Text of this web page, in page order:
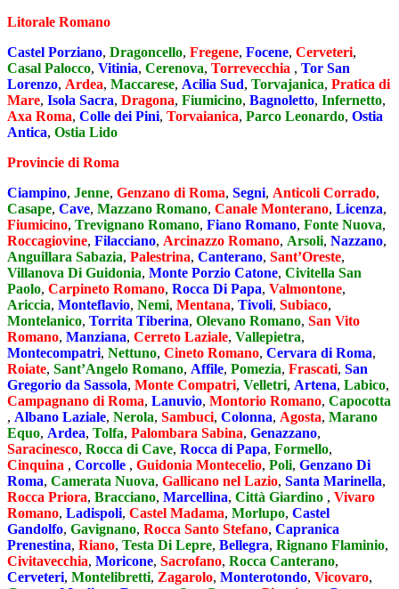
Litorale Romano
Castel Porziano, Dragoncello, Fregene, Focene, Cerveteri,
Casal Palocco, Vitinia, Cerenova, Torrevecchia , Tor San
Lorenzo, Ardea, Maccarese, Acilia Sud, Torvajanica, Pratica di
Mare, Isola Sacra, Dragona, Fiumicino, Bagnoletto, Infernetto,
Axa Roma, Colle dei Pini, Torvaianica, Parco Leonardo, Ostia
Antica, Ostia Lido
Provincie di Roma
Ciampino, Jenne, Genzano di Roma, Segni, Anticoli Corrado,
Casape, Cave, Mazzano Romano, Canale Monterano, Licenza,
Fiumicino, Trevignano Romano, Fiano Romano, Fonte Nuova,
Roccagiovine, Filacciano, Arcinazzo Romano, Arsoli, Nazzano,
Anguillara Sabazia, Palestrina, Canterano, Sant’Oreste,
Villanova Di Guidonia, Monte Porzio Catone, Civitella San
Paolo, Carpineto Romano, Rocca Di Papa, Valmontone,
Ariccia, Monteflavio, Nemi, Mentana, Tivoli, Subiaco,
Montelanico, Torrita Tiberina, Olevano Romano, San Vito
Romano, Manziana, Cerreto Laziale, Vallepietra,
Montecompatri, Nettuno, Cineto Romano, Cervara di Roma,
Roiate, Sant’Angelo Romano, Affile, Pomezia, Frascati, San
Gregorio da Sassola, Monte Compatri, Velletri, Artena, Labico,
Campagnano di Roma, Lanuvio, Montorio Romano, Capocotta
, Albano Laziale, Nerola, Sambuci, Colonna, Agosta, Marano
Equo, Ardea, Tolfa, Palombara Sabina, Genazzano,
Saracinesco, Rocca di Cave, Rocca di Papa, Formello,
Cinquina , Corcolle , Guidonia Montecelio, Poli, Genzano Di
Roma, Camerata Nuova, Gallicano nel Lazio, Santa Marinella,
Rocca Priora, Bracciano, Marcellina, Città Giardino , Vivaro
Romano, Ladispoli, Castel Madama, Morlupo, Castel
Gandolfo, Gavignano, Rocca Santo Stefano, Capranica
Prenestina, Riano, Testa Di Lepre, Bellegra, Rignano Flaminio,
Civitavecchia, Moricone, Sacrofano, Rocca Canterano,
Cerveteri, Montelibretti, Zagarolo, Monterotondo, Vicovaro,